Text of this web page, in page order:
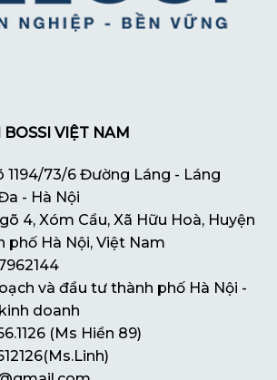
VIỆT NAM
1194/73/6 Đường Láng - Láng
- Hà Nội
4, Xóm Cầu, Xã Hữu Hoà, Huyện
phố Hà Nội, Việt Nam
và đầu tư thành phố Hà Nội -
doanh
(Ms Hiền 89)